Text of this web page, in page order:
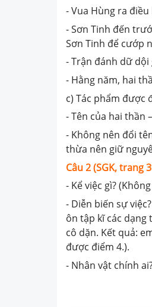
- Vua Hùng ra
- Sơn Tinh đến
Sơn Tinh để cướp
- Trận đánh dữ dội
- Hằng năm, hai
c) Tác phẩm được
- Tên của hai thần
- Không nên đổi
thừa nên giữ
Câu 2 (SGK, trang
- Kể việc gì?
- Diễn biến sự
ôn tập kĩ các dạng
cô dặn. Kết quả:
được điểm 4.).
- Nhân vật chính